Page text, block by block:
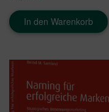
In den Warenkorb